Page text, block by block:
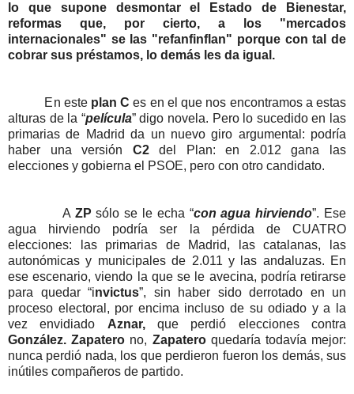
lo que supone desmontar el Estado de Bienestar,
reformas que, por cierto, a los "mercados
internacionales" se las "refanfinflan" porque con tal de
cobrar sus préstamos, lo demás les da igual.
En este plan C es en el que nos encontramos a estas
alturas de la “película” digo novela. Pero lo sucedido en las
primarias de Madrid da un nuevo giro argumental: podría
haber una versión C2del Plan: en 2.012 gana las
elecciones y gobierna el PSOE, pero con otro candidato.
A ZP sólo se le echa “con agua hirviendo”. Ese
agua hirviendo podría ser la pérdida de CUATRO
elecciones: las primarias de Madrid, las catalanas, las
autonómicas y municipales de 2.011 y las andaluzas. En
ese escenario, viendo la que se le avecina, podría retirarse
para quedar “invictus”, sin haber sido derrotado en un
proceso electoral, por encima incluso de su odiado y a la
vez envidiado Aznar,que perdió elecciones contra
González. Zapatero no, Zapateroquedaría todavía mejor:
nunca perdió nada, los que perdieron fueron los demás, sus
inútiles compañeros de partido.